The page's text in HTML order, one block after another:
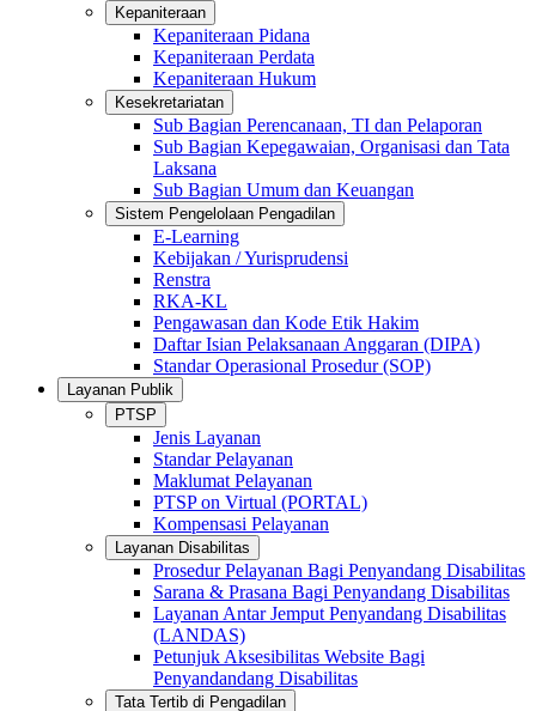
Kepaniteraan
Kepaniteraan Pidana
Kepaniteraan Perdata
Kepaniteraan Hukum
Kesekretariatan
Sub Bagian Perencanaan, TI dan Pelaporan
Sub Bagian Kepegawaian, Organisasi dan Tata
Laksana
Sub Bagian Umum dan Keuangan
Sistem Pengelolaan Pengadilan
E-Learning
Kebijakan / Yurisprudensi
Renstra
RKA-KL
Pengawasan dan Kode Etik Hakim
Daftar Isian Pelaksanaan Anggaran (DIPA)
Standar Operasional Prosedur (SOP)
Layanan Publik
PTSP
Jenis Layanan
Standar Pelayanan
Maklumat Pelayanan
PTSP on Virtual (PORTAL)
Kompensasi Pelayanan
Layanan Disabilitas
Prosedur Pelayanan Bagi Penyandang Disabilitas
Sarana & Prasana Bagi Penyandang Disabilitas
Layanan Antar Jemput Penyandang Disabilitas
(LANDAS)
Petunjuk Aksesibilitas Website Bagi
Penyandandang Disabilitas
Tata Tertib di Pengadilan